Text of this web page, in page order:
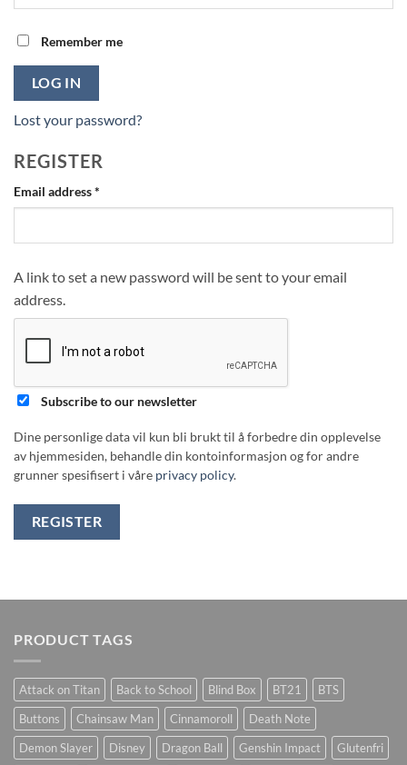
Remember me
LOG IN
Lost your password?
REGISTER
Email address*
A link to set a new password will be sent to your email
address.
Subscribe to our newsletter
Dine personlige data vil kun bli brukt til å forbedre din opplevelse
av hjemmesiden, behandle din kontoinformasjon og for andre
grunner spesifisert i våre privacy policy.
REGISTER
PRODUCT TAGS
Attack on Titan Back to School Blind Box BT21
BTS
Buttons
Chainsaw Man Cinnamoroll
Death Note
Demon Slayer
Disney Dragon Ball Genshin Impact
Glutenfri